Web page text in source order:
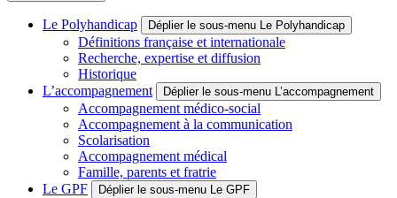
Le Polyhandicap Déplier le sous-menu Le Polyhandicap
Définitions française et internationale
Recherche, expertise et diffusion
Historique
L’accompagnement
Déplier le sous-menu L’accompagnement
Accompagnement médico-social
Accompagnement à la communication
Scolarisation
Accompagnement médical
Famille, parents et fratrie
Le GPF
Déplier le sous-menu Le GPF